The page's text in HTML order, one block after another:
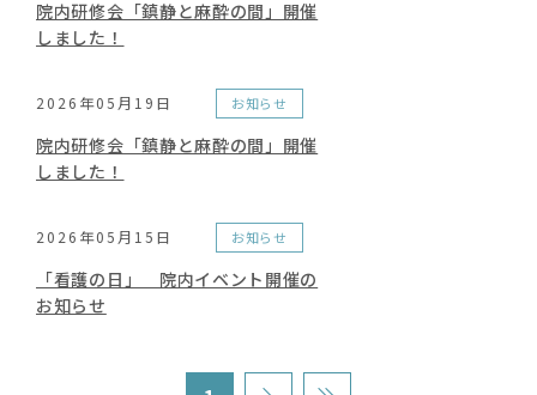
院内研修会「鎮静と麻酔の間」開催
しました！
お知らせ
2026年05月19日
院内研修会「鎮静と麻酔の間」開催
しました！
お知らせ
2026年05月15日
「看護の日」 院内イベント開催の
お知らせ